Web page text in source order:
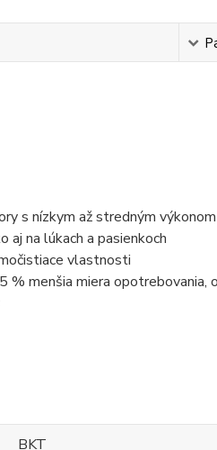
s nízkym až stredným
na lúkach a pasienkoch
vlastnosti
% menšia miera
BKT